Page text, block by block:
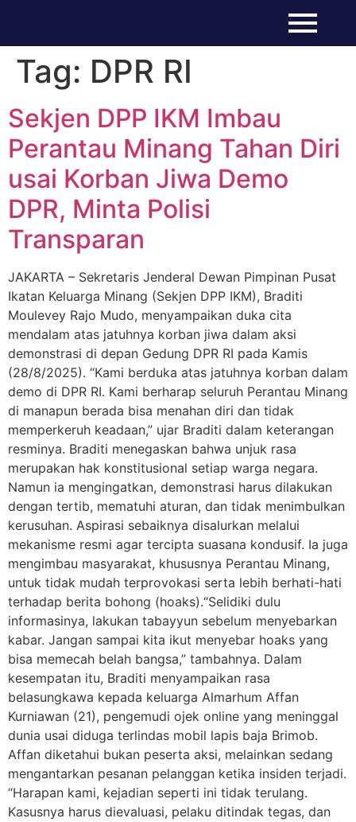
Tag: DPR RI
Sekjen DPP IKM Imbau
Perantau Minang Tahan Diri
usai Korban Jiwa Demo
DPR, Minta Polisi
Transparan
JAKARTA – Sekretaris Jenderal Dewan Pimpinan Pusat
Ikatan Keluarga Minang (Sekjen DPP IKM), Braditi
Moulevey Rajo Mudo, menyampaikan duka cita
mendalam atas jatuhnya korban jiwa dalam aksi
demonstrasi di depan Gedung DPR RI pada Kamis
(28/8/2025). “Kami berduka atas jatuhnya korban dalam
demo di DPR RI. Kami berharap seluruh Perantau Minang
di manapun berada bisa menahan diri dan tidak
memperkeruh keadaan,” ujar Braditi dalam keterangan
resminya. Braditi menegaskan bahwa unjuk rasa
merupakan hak konstitusional setiap warga negara.
Namun ia mengingatkan, demonstrasi harus dilakukan
dengan tertib, mematuhi aturan, dan tidak menimbulkan
kerusuhan. Aspirasi sebaiknya disalurkan melalui
mekanisme resmi agar tercipta suasana kondusif. Ia juga
mengimbau masyarakat, khususnya Perantau Minang,
untuk tidak mudah terprovokasi serta lebih berhati-hati
terhadap berita bohong (hoaks).“Selidiki dulu
informasinya, lakukan tabayyun sebelum menyebarkan
kabar. Jangan sampai kita ikut menyebar hoaks yang
bisa memecah belah bangsa,” tambahnya. Dalam
kesempatan itu, Braditi menyampaikan rasa
belasungkawa kepada keluarga Almarhum Affan
Kurniawan (21), pengemudi ojek online yang meninggal
dunia usai diduga terlindas mobil lapis baja Brimob.
Affan diketahui bukan peserta aksi, melainkan sedang
mengantarkan pesanan pelanggan ketika insiden terjadi.
“Harapan kami, kejadian seperti ini tidak terulang.
Kasusnya harus dievaluasi, pelaku ditindak tegas, dan